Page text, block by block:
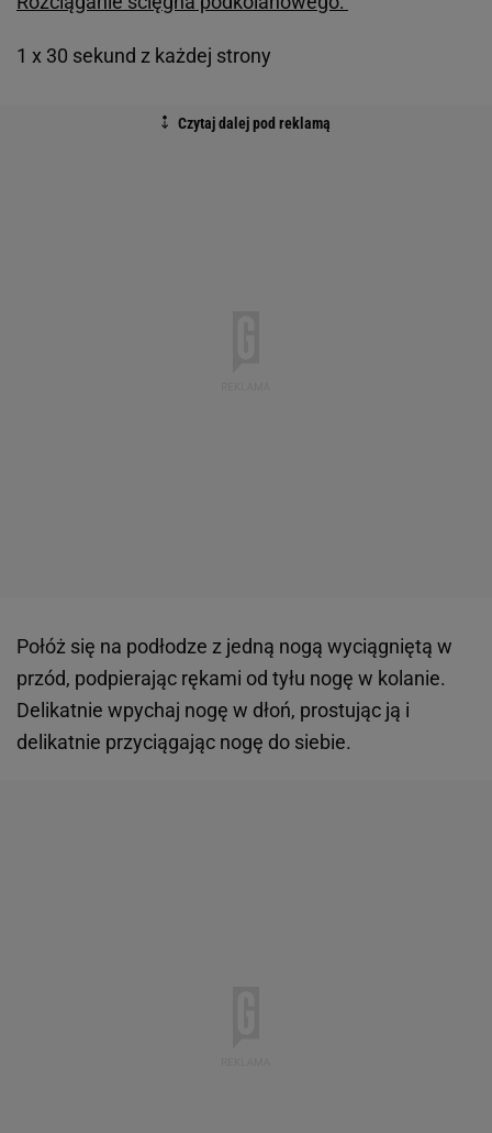
1 x 30 sekund z każdej strony
Połóż się na podłodze z jedną nogą wyciągniętą w
przód, podpierając rękami od tyłu nogę w kolanie.
Delikatnie wpychaj nogę w dłoń, prostując ją i
delikatnie przyciągając nogę do siebie.